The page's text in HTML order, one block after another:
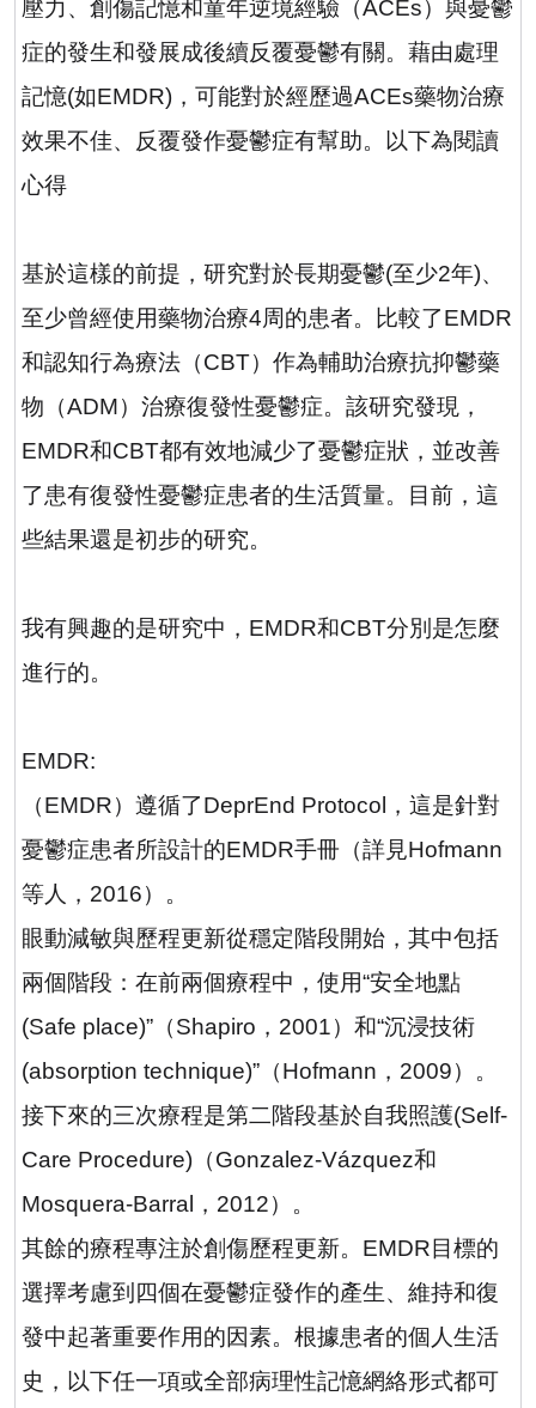
壓力、創傷記憶和童年逆境經驗（ACEs）與憂鬱
症的發生和發展成後續反覆憂鬱有關。藉由處理
記憶(如EMDR) ，可能對於經歷過ACEs藥物治療
效果不佳、反覆發作憂鬱症有幫助。以下為閱讀
心得
基於這樣的前提，研究對於長期憂鬱(至少2年)、
至少曾經使用藥物治療4周的患者。比較了EMDR
和認知行為療法（CBT）作為輔助治療抗抑鬱藥
物（ADM）治療復發性憂鬱症。該研究發現，
EMDR和CBT都有效地減少了憂鬱症狀，並改善
了患有復發性憂鬱症患者的生活質量。目前，這
些結果還是初步的研究。
我有興趣的是研究中， EMDR和CBT分別是怎麼
進行的。
EMDR:
（EMDR）遵循了DeprEnd Protocol
，這是針對
憂鬱症患者所設計的EMDR手冊（詳見Hofmann
等人 ， 2016）。
眼動減敏與歷程更新從穩定階段開始，其中包括
兩個階段：在前兩個療程中，使用“安全地點
(Safe place)” （Shapiro ， 2001）和“沉浸技術
(absorption technique)” （Hofmann ， 2009）。
接下來的三次療程是第二階段基於自我照護(Self-
Care Procedure) （Gonzalez-Vázquez和
Mosquera-Barral ， 2012）。
其餘的療程專注於創傷歷程更新。 EMDR 目標的
選擇考慮到四個在憂鬱症發作的產生、維持和復
發中起著重要作用的因素。根據患者的個人生活
史，以下任一項或全部病理性記憶網絡形式都可